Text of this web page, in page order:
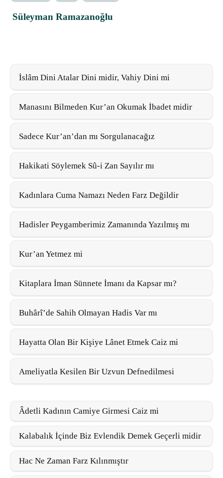
Süleyman Ramazanoğlu
İslâm Dini Atalar Dini midir, Vahiy Dini mi
Manasını Bilmeden Kur’an Okumak İbadet midir
Sadece Kur’an’dan mı Sorgulanacağız
Hakikati Söylemek Sû-i Zan Sayılır mı
Kadınlara Cuma Namazı Neden Farz Değildir
Hadisler Peygamberimiz Zamanında Yazılmış mı
Kur’an Yetmez mi
Kitaplara İman Sünnete İmanı da Kapsar mı?
Buhârî’de Sahih Olmayan Hadis Var mı
Hayatta Olan Bir Kişiye Lânet Etmek Caiz mi
Ameliyatla Kesilen Bir Uzvun Defnedilmesi
Âdetli Kadının Camiye Girmesi Caiz mi
Kalabalık İçinde Biz Evlendik Demek Geçerli midir
Hac Ne Zaman Farz Kılınmıştır